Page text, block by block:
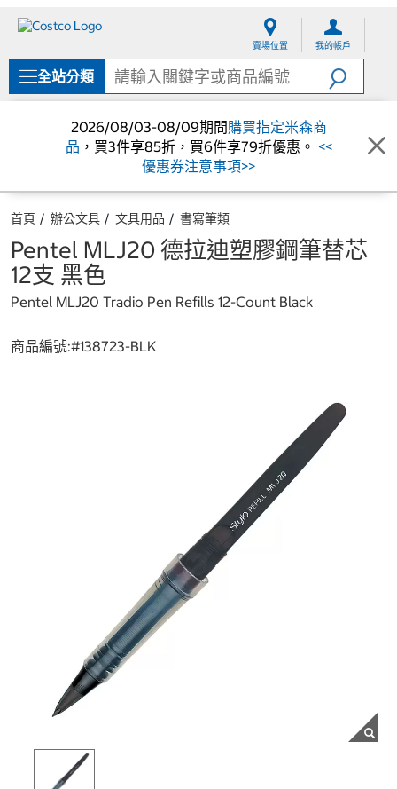
單
賣場位置 我的帳戶
全站分類
2026/08/03-08/09期間購買指定米森商
品 ，買3件享85折，買6件享79折優惠。 <<
優惠券注意事項>>
首頁 辦公文具 文具用品 書寫筆類
Pentel MLJ20 德拉迪塑膠鋼筆替芯
12支 黑色
Pentel MLJ20 Tradio Pen Refills 12-Count Black
商品編號:#138723-BLK